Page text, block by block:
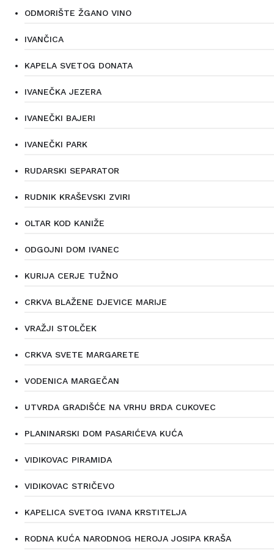
ODMORIŠTE ŽGANO VINO
IVANČICA
KAPELA SVETOG DONATA
IVANEČKA JEZERA
IVANEČKI BAJERI
IVANEČKI PARK
RUDARSKI SEPARATOR
RUDNIK KRAŠEVSKI ZVIRI
OLTAR KOD KANIŽE
ODGOJNI DOM IVANEC
KURIJA CERJE TUŽNO
CRKVA BLAŽENE DJEVICE MARIJE
VRAŽJI STOLČEK
CRKVA SVETE MARGARETE
VODENICA MARGEČAN
UTVRDA GRADIŠĆE NA VRHU BRDA CUKOVEC
PLANINARSKI DOM PASARIĆEVA KUĆA
VIDIKOVAC PIRAMIDA
VIDIKOVAC STRIČEVO
KAPELICA SVETOG IVANA KRSTITELJA
RODNA KUĆA NARODNOG HEROJA JOSIPA KRAŠA